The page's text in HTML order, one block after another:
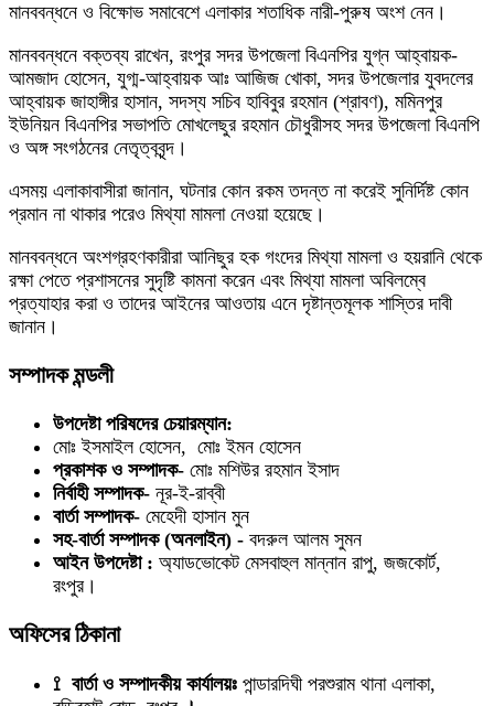
মানববন্ধনে ও বিক্ষোভ সমাবেশে এলাকার শতাধিক নারী-পুরুষ অংশ নেন।
মানববন্ধনে বক্তব্য রাখেন, রংপুর সদর উপজেলা বিএনপির যুগ্ন আহ্বায়ক-
আমজাদ হোসেন, যুগ্ম-আহ্বায়ক আঃ আজিজ খোকা, সদর উপজেলার যুবদলের
আহ্বায়ক জাহাঙ্গীর হাসান, সদস্য সচিব হাবিবুর রহমান (শ্রাবণ), মমিনপুর
ইউনিয়ন বিএনপির সভাপতি মোখলেছুর রহমান চৌধুরীসহ সদর উপজেলা বিএনপি
ও অঙ্গ সংগঠনের নেতৃত্ববৃন্দ।
এসময় এলাকাবাসীরা জানান, ঘটনার কোন রকম তদন্ত না করেই সুনির্দিষ্ট কোন
প্রমান না থাকার পরেও মিথ্যা মামলা নেওয়া হয়েছে।
মানববন্ধনে অংশগ্রহণকারীরা আনিছুর হক গংদের মিথ্যা মামলা ও হয়রানি থেকে
রক্ষা পেতে প্রশাসনের সুদৃষ্টি কামনা করেন এবং মিথ্যা মামলা অবিলম্বে
প্রত্যাহার করা ও তাদের আইনের আওতায় এনে দৃষ্টান্তমূলক শাস্তির দাবী
জানান।
সম্পাদক মন্ডলী
উপদেষ্টা পরিষদের চেয়ারম্যান:
মোঃ ইসমাইল হোসেন, মোঃ ইমন হোসেন
প্রকাশক ও সম্পাদক- মোঃ মশিউর রহমান ইসাদ
নির্বাহী সম্পাদক- নূর-ই-রাব্বী
বার্তা সম্পাদক- মেহেদী হাসান মুন
সহ-বার্তা সম্পাদক (অনলাইন) - বদরুল আলম সুমন
আইন উপদেষ্টা : অ্যাডভোকেট মেসবাহুল মান্নান রাপু, জজকোর্ট,
রংপুর।
অফিসের ঠিকানা
⟟ বার্তা ও সম্পাদকীয় কার্যালয়ঃ পান্ডারদিঘী পরশুরাম থানা এলাকা,